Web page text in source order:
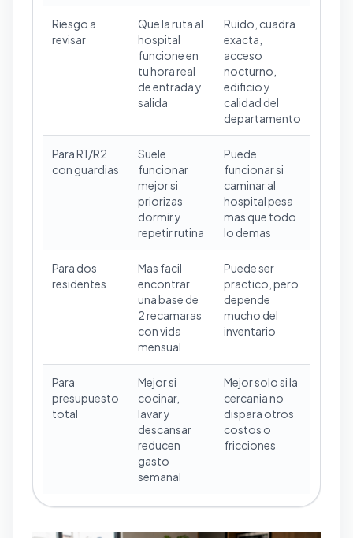
Riesgo a
revisar
Que la ruta al
hospital
funcione en
tu hora real
de entrada y
salida
Ruido, cuadra
exacta,
acceso
nocturno,
edificio y
calidad del
departamento
Para R1/R2
con guardias
Suele
funcionar
mejor si
priorizas
dormir y
repetir rutina
Puede
funcionar si
caminar al
hospital pesa
mas que todo
lo demas
Para dos
residentes
Mas facil
encontrar
una base de
2 recamaras
con vida
mensual
Puede ser
practico, pero
depende
mucho del
inventario
Para
presupuesto
total
Mejor si
cocinar,
lavar y
descansar
reducen
gasto
semanal
Mejor solo si la
cercania no
dispara otros
costos o
fricciones